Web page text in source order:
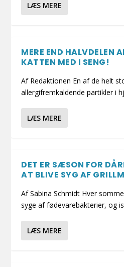
LÆS MERE
MERE END HALVDELEN
KATTEN MED I SENG!
Af Redaktionen En af de helt
allergifremkaldende partikler i
LÆS MERE
DET ER SÆSON FOR
AT BLIVE SYG AF
Af Sabina Schmidt Hver
syge af fødevarebakterier, og
LÆS MERE